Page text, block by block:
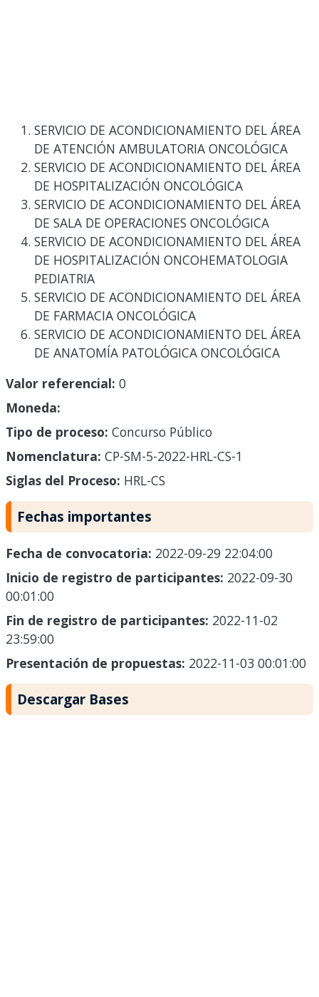
SERVICIO DE ACONDICIONAMIENTO DEL ÁREA
DE ATENCIÓN AMBULATORIA ONCOLÓGICA
SERVICIO DE ACONDICIONAMIENTO DEL ÁREA
DE HOSPITALIZACIÓN ONCOLÓGICA
SERVICIO DE ACONDICIONAMIENTO DEL ÁREA
DE SALA DE OPERACIONES ONCOLÓGICA
SERVICIO DE ACONDICIONAMIENTO DEL ÁREA
DE HOSPITALIZACIÓN ONCOHEMATOLOGIA
PEDIATRIA
SERVICIO DE ACONDICIONAMIENTO DEL ÁREA
DE FARMACIA ONCOLÓGICA
SERVICIO DE ACONDICIONAMIENTO DEL ÁREA
DE ANATOMÍA PATOLÓGICA ONCOLÓGICA
Valor referencial: 0
Moneda:
Tipo de proceso: Concurso Público
Nomenclatura: CP-SM-5-2022-HRL-CS-1
Siglas del Proceso: HRL-CS
Fechas importantes
Fecha de convocatoria: 2022-09-29 22:04:00
Inicio de registro de participantes: 2022-09-30
00:01:00
Fin de registro de participantes: 2022-11-02
23:59:00
Presentación de propuestas: 2022-11-03 00:01:00
Descargar Bases